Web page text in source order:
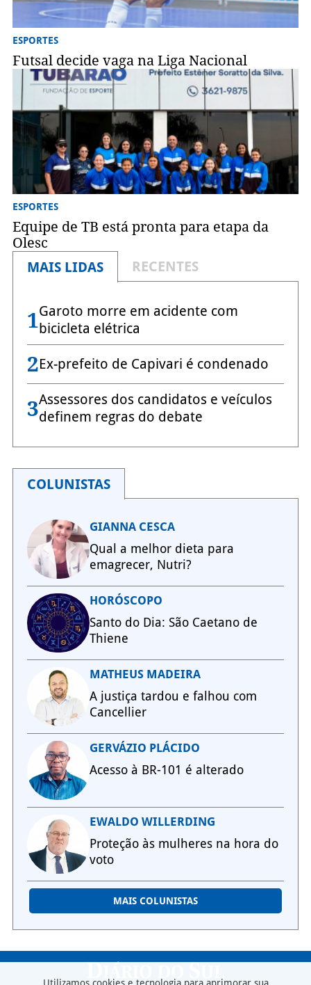
ESPORTES
Futsal decide vaga na Liga Nacional
ESPORTES
Equipe de TB está pronta para etapa da
Olesc
MAIS LIDAS
RECENTES
1Garoto morre em acidente com
bicicleta elétrica
2Ex-prefeito de Capivari é condenado
3Assessores dos candidatos e veículos
definem regras do debate
COLUNISTAS
GIANNA CESCA
Qual a melhor dieta para
emagrecer, Nutri?
HORÓSCOPO
Santo do Dia: São Caetano de
Thiene
MATHEUS MADEIRA
A justiça tardou e falhou com
Cancellier
GERVÁZIO PLÁCIDO
Acesso à BR-101 é alterado
EWALDO WILLERDING
Proteção às mulheres na hora do
voto
MAIS COLUNISTAS